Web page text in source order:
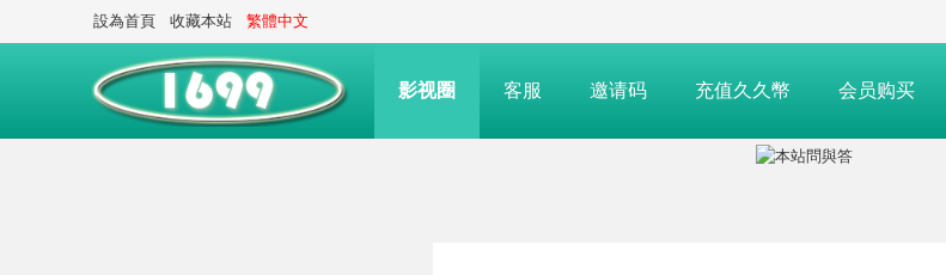
設為首頁 收藏本站 繁體中文
影视圈 客服 邀请码 充值久久幣 会员购买